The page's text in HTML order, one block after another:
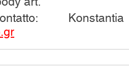
Konstantia